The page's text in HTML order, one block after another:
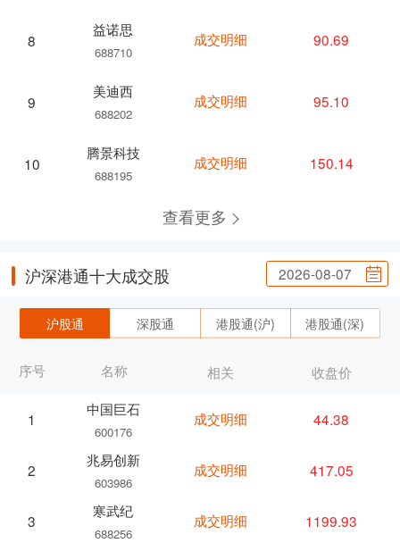
8
益诺思
688710
9
美迪西
688202
10
腾景科技
688195
成交明细 90.69
成交明细 95.10
成交明细 150.14
查看更多
沪深港通十大成交股 2026-08-07
沪股通 深股通 港股通(沪) 港股通(深)
序号 名称
1
中国巨石
600176
2
兆易创新
603986
3
寒武纪
688256
相关 收盘价
成交明细 44.38
成交明细 417.05
成交明细 1199.93